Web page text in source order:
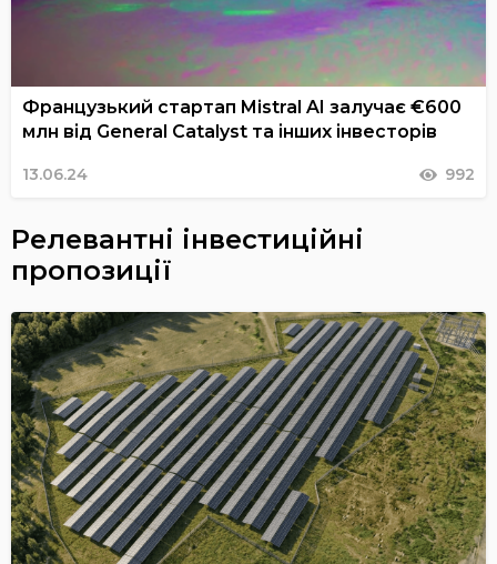
Французький стартап Mistral AI залучає €600
млн від General Catalyst та інших інвесторів
13.06.24 992
Релевантні інвестиційні
пропозиції